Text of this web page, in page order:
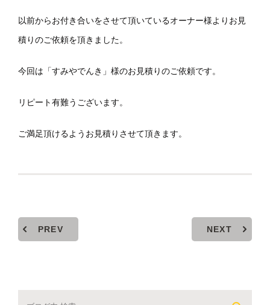
以前からお付き合いをさせて頂いているオーナー様よりお見
積りのご依頼を頂きました。
今回は「すみやでんき」様のお見積りのご依頼です。
リピート有難うございます。
ご満足頂けるようお見積りさせて頂きます。
PREV NEXT